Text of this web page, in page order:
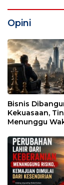
Opini
Bisnis
Kekuasaan,
Menunggu